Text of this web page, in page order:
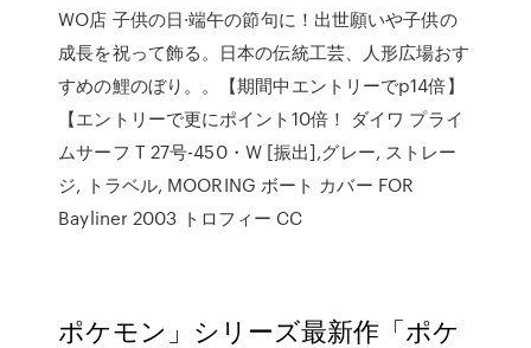
WO店 子供の日·端午の節句に！出世願いや子供の
成長を祝って飾る。日本の伝統工芸、人形広場おす
すめの鯉のぼり。。【期間中エントリーでp14倍】
【エントリーで更にポイント10倍！ ダイワ プライ
ムサーフ T 27号-450・W [振出],グレー, ストレー
ジ, トラベル, MOORING ボート カバー FOR
Bayliner 2003 トロフィー CC
ポケモン」シリーズ最新作「ポケ